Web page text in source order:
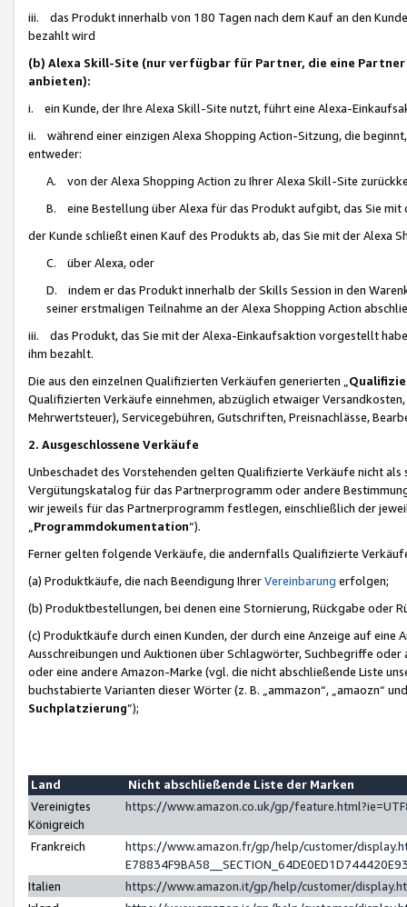
iii. das Produkt innerhalb von 180 Tagen nach dem Kauf an den
bezahlt wird
(b) Alexa Skill-Site (nur verfügbar für Partner, die eine
anbieten):
i. ein Kunde, der Ihre Alexa Skill-Site nutzt, führt eine Alexa-
ii. während einer einzigen Alexa Shopping Action-Sitzung, die
entweder:
A. von der Alexa Shopping Action zu Ihrer Alexa Skill-Site
B. eine Bestellung über Alexa für das Produkt aufgibt, das Sie mit
der Kunde schließt einen Kauf des Produkts ab, das Sie mit der Alexa
C. über Alexa, oder
D. indem er das Produkt innerhalb der Skills Session in den
seiner erstmaligen Teilnahme an der Alexa Shopping Action
iii. das Produkt, das Sie mit der Alexa-Einkaufsaktion vorgestellt
ihm bezahlt.
Die aus den einzelnen Qualifizierten Verkäufen generierten „
Qualifizierten Verkäufe einnehmen, abzüglich etwaiger
Mehrwertsteuer), Servicegebühren, Gutschriften, Preisnachlässe,
2. Ausgeschlossene Verkäufe
Unbeschadet des Vorstehenden gelten Qualifizierte Verkäufe nicht
Vergütungskatalog für das Partnerprogramm oder andere
wir jeweils für das Partnerprogramm festlegen, einschließlich der
Programmdokumentation“).
Ferner gelten folgende Verkäufe, die andernfalls Qualifizierte
(a) Produktkäufe, die nach Beendigung IhrerVereinbarung erfolgen;
(b) Produktbestellungen, bei denen eine Stornierung, Rückgabe oder
(c) Produktkäufe durch einen Kunden, der durch eine Anzeige auf
Ausschreibungen und Auktionen über Schlagwörter, Suchbegriffe
oder eine andere Amazon-Marke (vgl. die nicht abschließende Liste
buchstabierte Varianten dieser Wörter (z. B. „ammazon“, „amaozn“
Suchplatzierung”);
Land
Nicht abschließende Liste der Marken
Vereinigtes
Königreich
https://www.amazon.co.uk/gp/
Frankreich
https://www.amazon.fr/gp/help/customer/
Italien
https://www.amazon.it/gp/help/customer/